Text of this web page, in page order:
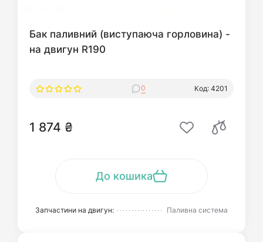
Бак паливний (виступаюча горловина) -
на двигун R190
0 Код: 4201
1 874 ₴
До кошика
Запчастини на двигун: Паливна система